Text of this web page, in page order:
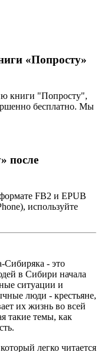
«Попросту»
книги "Попросту",
бесплатно. Мы
после
FB2 и EPUB
используйте
- это
в Сибири начала
ситуации и
люди - крестьяне,
их жизнь во всей
такие темы, как
легко читается